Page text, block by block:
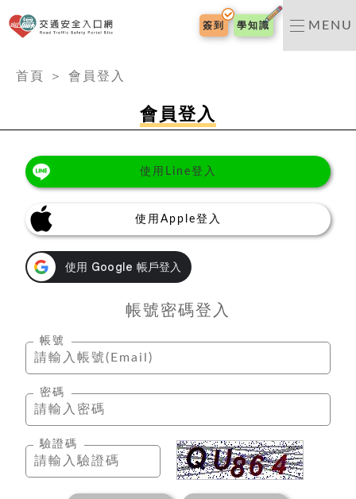
交通安全入口網
簽到 學知識 MENU
首頁
＞ 會員登入
會員登入
使用Line登入
使用Apple登入
帳號密碼登入
帳號
密碼
驗證碼